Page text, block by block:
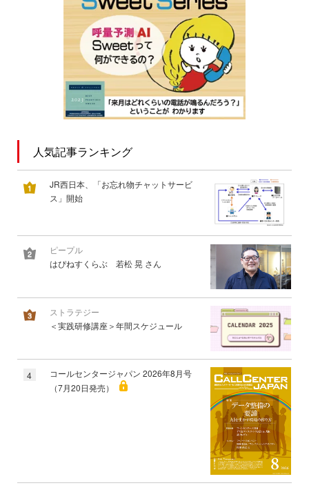
人気記事ランキング
JR西日本、「お忘れ物チャットサービ
ス」開始
ピープル
はぴねすくらぶ 若松 晃 さん
ストラテジー
＜実践研修講座＞年間スケジュール
4
コールセンタージャパン 2026年8月号
（7月20日発売）